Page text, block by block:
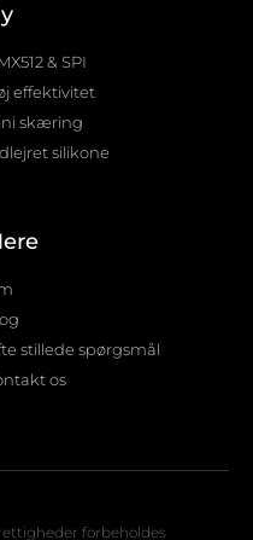
& SPI
effektivitet
skæring
silikone
stillede spørgsmål
os
forbeholdes